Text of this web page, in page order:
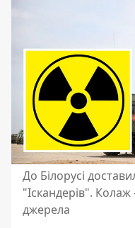
До Білорусі
"Іскандерів". Колаж
джерела